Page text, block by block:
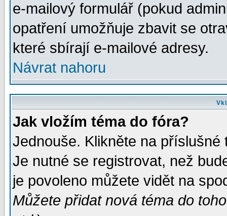
e-mailový formulář (pokud
opatření umožňuje zbavit se
které sbírají e-mailové adresy.
Návrat nahoru
Jak vložím téma do fóra?
Jednouše. Klikněte na
Je nutné se registrovat, než
je povoleno můžete vidět na
Můžete přidat nová téma do